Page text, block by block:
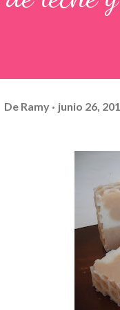
De Ramy junio 26,